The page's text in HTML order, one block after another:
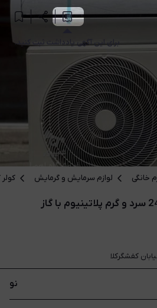
خانگی لوازم سرمایش و گرمایش
کولر گازی جنرال گلد 24000 سرد و گرم پلاتینیوم با گاز
نو
برای این آگهی یادداشت ثبت کنید.